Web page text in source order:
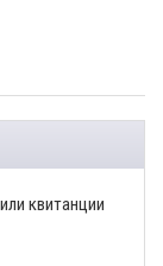
квитанции